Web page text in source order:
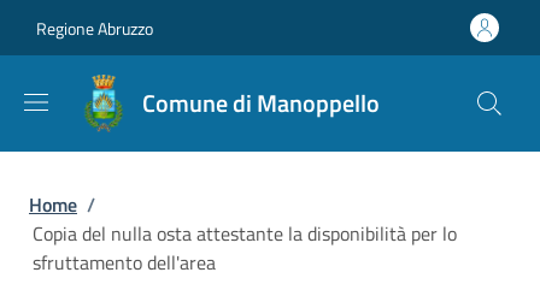
Regione Abruzzo
Comune di Manoppello
Briciole di pane
Home /
Copia del nulla osta attestante la disponibilità per lo
sfruttamento dell'area